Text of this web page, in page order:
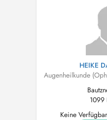
HEIKE
Augenheilkunde
1099
Keine